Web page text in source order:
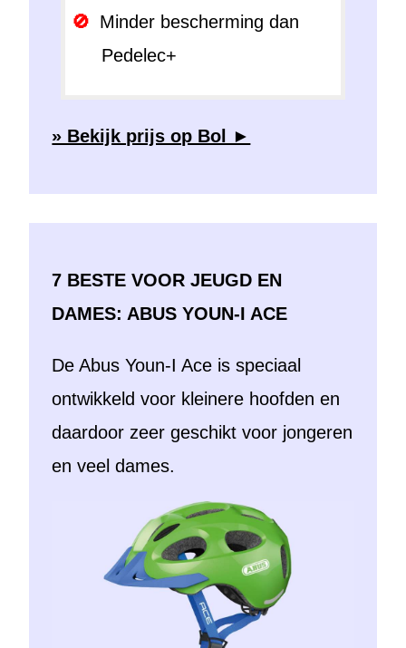
Minder bescherming dan
Pedelec+
» Bekijk prijs op Bol ►
7 BESTE VOOR JEUGD EN
DAMES: ABUS YOUN-I ACE
De Abus Youn-I Ace is speciaal
ontwikkeld voor kleinere hoofden en
daardoor zeer geschikt voor jongeren
en veel dames.